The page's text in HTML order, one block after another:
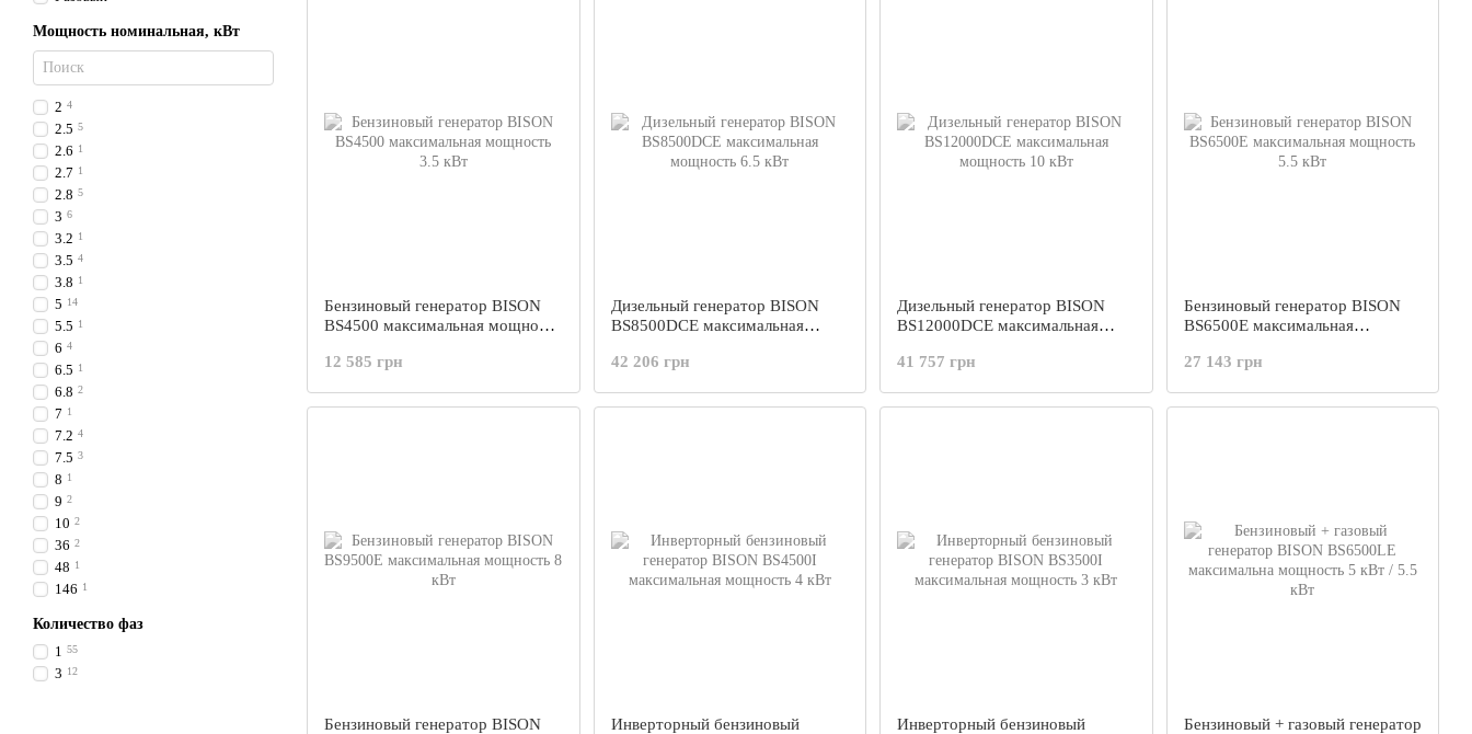
Бензиновый генератор BISON
BS4500 максимальная мощность
12 585 грн
Дизельный генератор BISON
BS8500DCE максимальная
42 206 грн
Дизельный генератор BISON
BS12000DCE максимальная
41 757 грн
Бензиновый генератор BISON
BS6500E максимальная
27 143 грн
Бензиновый генератор BISON
Инверторный бензиновый
Инверторный бензиновый
Бензиновый + газовый генератор
Мощность номинальная, кВт
2 4
2.5 5
2.6 1
2.7 1
2.8 5
3 6
3.2 1
3.5 4
3.8 1
5 14
5.5 1
6 4
6.5 1
6.8 2
7 1
7.2 4
7.5 3
8 1
9 2
10 2
36 2
48 1
146 1
Количество фаз
1 55
3 12